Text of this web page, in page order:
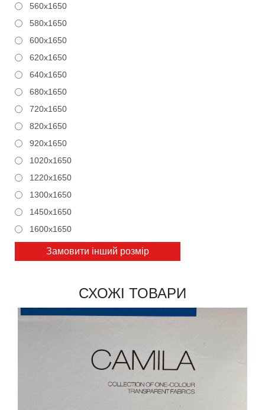
560x1650
580x1650
600x1650
620x1650
640x1650
680x1650
720x1650
820x1650
920x1650
1020x1650
1220x1650
1300x1650
1450x1650
1600x1650
Замовити інший розмір
СХОЖІ ТОВАРИ